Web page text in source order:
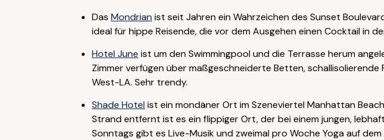
Das Mondrian ist seit Jahren ein Wahrzeichen des Sunset
ideal für hippe Reisende, die vor dem Ausgehen einen Cocktail in
Hotel June ist um den Swimmingpool und die Terrasse herum
Zimmer verfügen über maßgeschneiderte Betten,
West-LA. Sehr trendy.
Shade Hotel ist ein mondäner Ort im Szeneviertel Manhattan
Strand entfernt ist es ein flippiger Ort, der bei einem jungen,
Sonntags gibt es Live-Musik und zweimal pro Woche Yoga auf dem